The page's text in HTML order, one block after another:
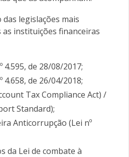
legislações mais
as instituições financeiras
4.595, de 28/08/2017;
4.658, de 26/04/2018;
Tax Compliance Act) /
Standard);
Anticorrupção (Lei nº
da Lei de combate à